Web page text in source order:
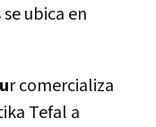
ubica en
r comercializa
Tefal a